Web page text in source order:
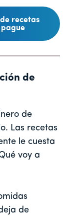
recetas
de
de
Las recetas
le cuesta
voy a
de